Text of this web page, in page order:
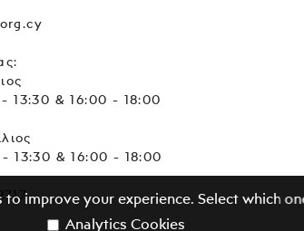
13:30 & 16:00 - 18:00
13:30 & 16:00 - 18:00
to improve your experience. Select which
Analytics Cookies